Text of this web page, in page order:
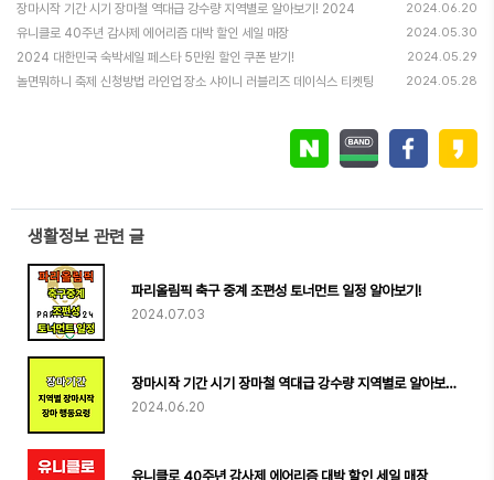
장마시작 기간 시기 장마철 역대급 강수량 지역별로 알아보기! 2024 2024.06.20
유니클로 40주년 감사제 에어리즘 대박 할인 세일 매장 2024.05.30
2024 대한민국 숙박세일 페스타 5만원 할인 쿠폰 받기! 2024.05.29
놀면뭐하니 축제 신청방법 라인업 장소 샤이니 러블리즈 데이식스 티켓팅 2024.05.28
생활정보 관련 글
파리올림픽 축구 중계 조편성 토너먼트 일정 알아보기!
2024.07.03
장마시작 기간 시기 장마철 역대급 강수량 지역별로 알아보기! 2024
2024.06.20
유니클로 40주년 감사제 에어리즘 대박 할인 세일 매장